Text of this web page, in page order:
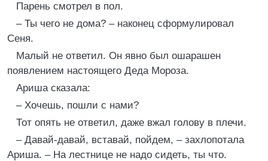
Парень смотрел в пол.
– Ты чего не дома? – наконец сформулировал
Сеня.
Малый не ответил. Он явно был ошарашен
появлением настоящего Деда Мороза.
Ариша сказала:
– Хочешь, пошли с нами?
Тот опять не ответил, даже вжал голову в плечи.
– Давай-давай, вставай, пойдем, – захлопотала
Ариша. – На лестнице не надо сидеть, ты что.